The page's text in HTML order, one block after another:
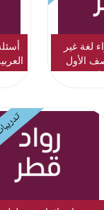
لغة غير
الأول